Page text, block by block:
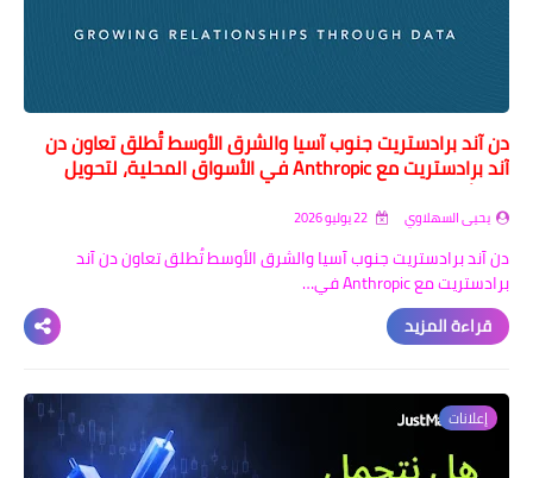
دن آند برادستريت جنوب آسيا والشرق الأوسط تُطلق تعاون دن
آند برادستريت مع Anthropic في الأسواق المحلية، لتحويل
الامتثال المعتمد على الذكاء الاصطناعي عبر Claude
يحيى السهلاوي
دن آند برادستريت جنوب آسيا والشرق الأوسط تُطلق تعاون دن آند
برادستريت مع Anthropic في…
قراءة المزيد
إعلانات